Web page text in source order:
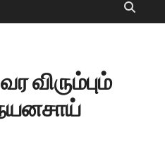
விரும்பும்